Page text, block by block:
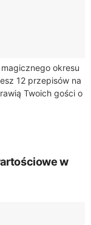
okresu
12 przepisów na
Twoich gości o
w